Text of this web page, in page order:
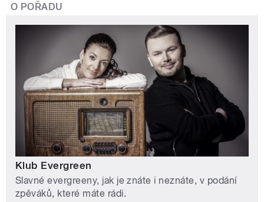
O POŘADU
Klub Evergreen
Slavné evergreeny, jak je znáte i neznáte, v podání
zpěváků, které máte rádi.